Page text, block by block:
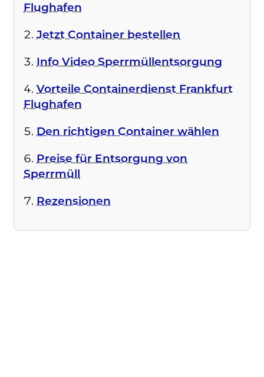
Flughafen
Jetzt Container bestellen
Info Video Sperrmüllentsorgung
Vorteile Containerdienst Frankfurt
Flughafen
Den richtigen Container wählen
Preise für Entsorgung von
Sperrmüll
Rezensionen